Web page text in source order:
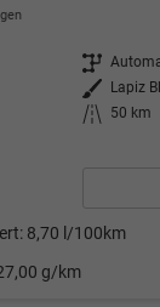
Getriebe
Außenfarbe
Lapiz
Kilometerstand
50 km
8,70 l/100km
g/km